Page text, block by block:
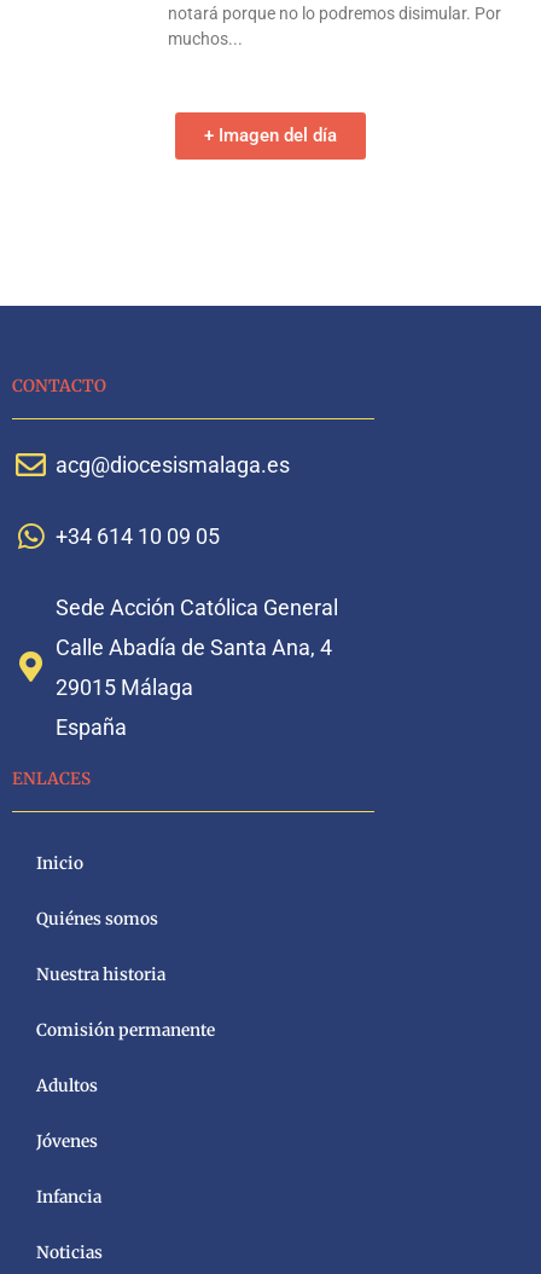
notará porque no lo podremos disimular. Por
muchos
+ Imagen del día
CONTACTO
acg@diocesismalaga.es
+34 614 10 09 05
Sede Acción Católica General
Calle Abadía de Santa Ana, 4
29015 Málaga
España
ENLACES
Inicio
Quiénes somos
Nuestra historia
Comisión permanente
Adultos
Jóvenes
Infancia
Noticias